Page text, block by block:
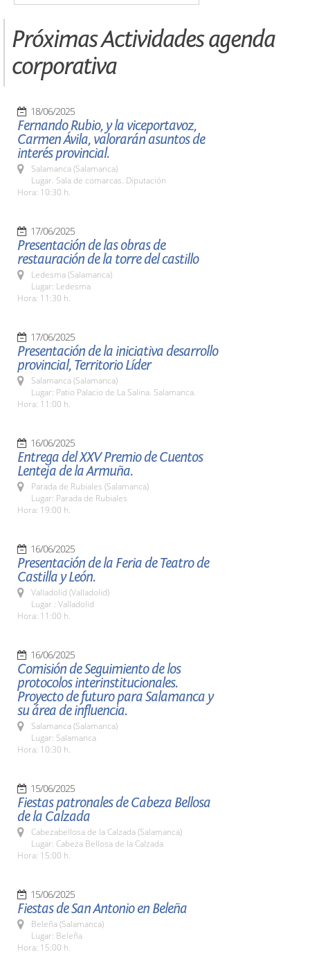
Próximas Actividades agenda
corporativa
18/06/2025
Fernando Rubio, y la viceportavoz,
Carmen Ávila, valorarán asuntos de
interés provincial.
Salamanca (Salamanca)
Lugar. Sala de comarcas. Diputación
Hora: 10:30 h.
17/06/2025
Presentación de las obras de
restauración de la torre del castillo
Ledesma (Salamanca)
Lugar: Ledesma
Hora: 11:30 h.
17/06/2025
Presentación de la iniciativa desarrollo
provincial, Territorio Líder
Salamanca (Salamanca)
Lugar: Patio Palacio de La Salina. Salamanca.
Hora: 11:00 h.
16/06/2025
Entrega del XXV Premio de Cuentos
Lenteja de la Armuña.
Parada de Rubiales (Salamanca)
Lugar: Parada de Rubiales
Hora: 19:00 h.
16/06/2025
Presentación de la Feria de Teatro de
Castilla y León.
Valladolid (Valladolid)
Lugar : Valladolid
Hora: 11:00 h.
16/06/2025
Comisión de Seguimiento de los
protocolos interinstitucionales.
Proyecto de futuro para Salamanca y
su área de influencia.
Salamanca (Salamanca)
Lugar: Salamanca
Hora: 10:30 h.
15/06/2025
Fiestas patronales de Cabeza Bellosa
de la Calzada
Cabezabellosa de la Calzada (Salamanca)
Lugar: Cabeza Bellosa de la Calzada
Hora: 15:00 h.
15/06/2025
Fiestas de San Antonio en Beleña
Beleña (Salamanca)
Lugar: Beleña
Hora: 15:00 h.